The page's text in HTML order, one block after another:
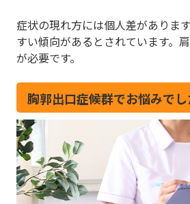
症状の現れ方には個人差がありま
すい傾向があるとされています。
が必要です。
胸郭出口症候群でお悩みで